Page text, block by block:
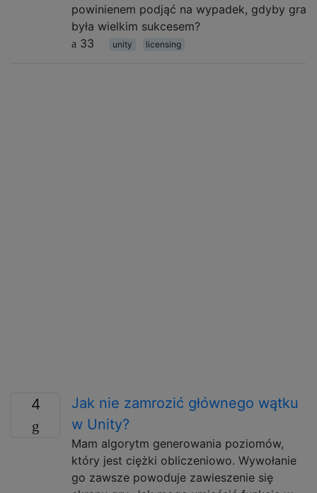
powinienem podjąć na wypadek, gdyby gra
była wielkim sukcesem?
33
unity licensing
4
Jak nie zamrozić głównego wątku
w Unity?
Mam algorytm generowania poziomów,
który jest ciężki obliczeniowo. Wywołanie
go zawsze powoduje zawieszenie się